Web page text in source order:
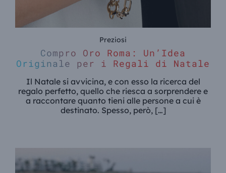
Preziosi
Compro Oro Roma: Un’Idea
Originale per i Regali di Natale
Il Natale si avvicina, e con esso la ricerca del
regalo perfetto, quello che riesca a sorprendere e
a raccontare quanto tieni alle persone a cui è
destinato. Spesso, però, […]